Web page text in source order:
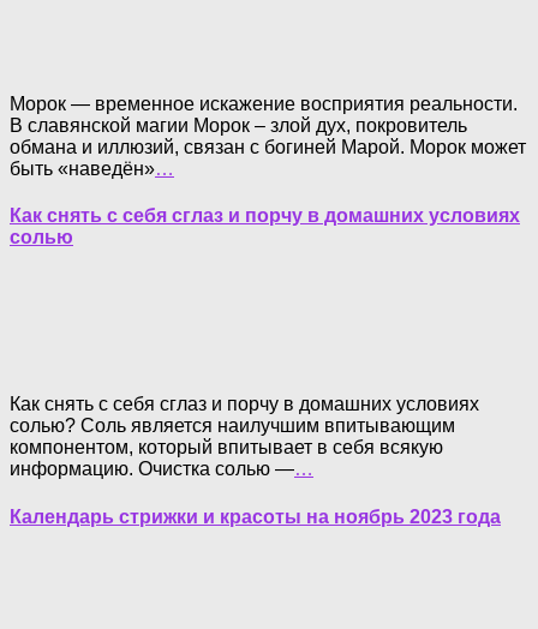
Морок — временное искажение восприятия реальности.
В славянской магии Морок – злой дух, покровитель
обмана и иллюзий, связан с богиней Марой. Морок может
быть «наведён»…
Как снять с себя сглаз и порчу в домашних условиях
солью
Как снять с себя сглаз и порчу в домашних условиях
солью? Соль является наилучшим впитывающим
компонентом, который впитывает в себя всякую
информацию. Очистка солью —…
Календарь стрижки и красоты на ноябрь 2023 года